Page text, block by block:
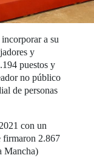
a su
y
puestos y
no público
de personas
con un
firmaron 2.867
Mancha)